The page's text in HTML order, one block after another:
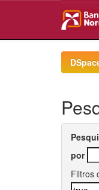
por
Filtros